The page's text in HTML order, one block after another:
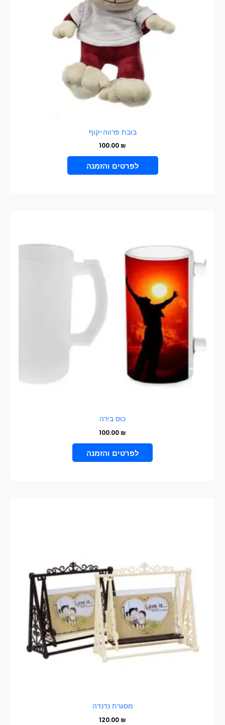
בובת פרווה-קוף
100.00 ₪
VIEW PRODUCT
כוס בירה
100.00 ₪
הוספה לסל
מסגרת נדנדה
120.00 ₪
ניתן
את
האפשרויות
בעמוד
המוצר